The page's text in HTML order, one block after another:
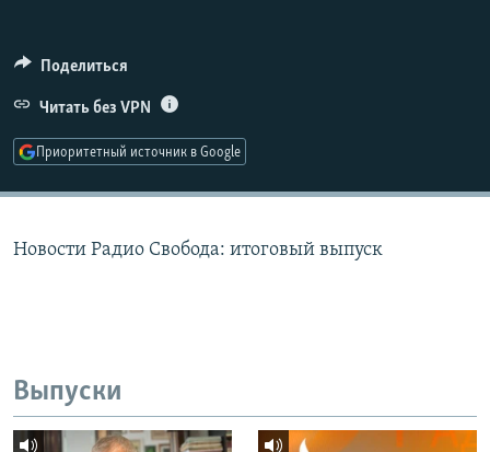
ПОДПИШИТЕСЬ НА РАССЫЛКУ
СОЦИАЛЬНЫЕ СЕТИ
Поделиться
Читать без VPN
Приоритетный источник в Google
Новости Радио Свобода: итоговый выпуск
Выпуски